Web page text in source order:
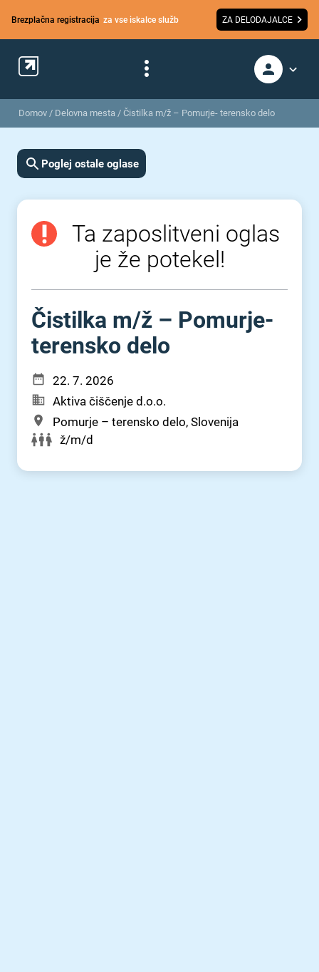
Brezplačna registracija za vse iskalce služb ZA DELODAJALCE
Domov / Delovna mesta / Čistilka m/ž – Pomurje- terensko delo
Poglej ostale oglase
Ta zaposlitveni oglas
je že potekel!
Čistilka m⁠/⁠ž – Pomurje-
terensko delo
22. 7. 2026
Aktiva čiščenje d.o.o.
Pomurje – terensko delo, Slovenija
ž/m/d